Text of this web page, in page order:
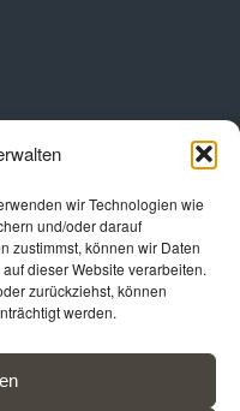
wir Technologien wie
und/oder darauf
zustimmst, können wir Daten
dieser Website verarbeiten.
zurückziehst, können
werden.
3JS
7626 3077